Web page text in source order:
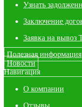
Узнать
Заключение
Заявка на вывоз
Полезная информация
Новости
Навигация
О компании